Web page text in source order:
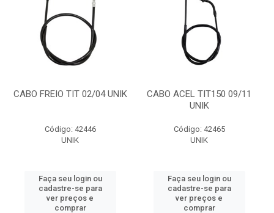
CABO FREIO TIT 02/04 UNIK
Código: 42446
UNIK
Faça seu login ou
cadastre-se para
ver preços e
comprar
CABO ACEL TIT150 09/11
UNIK
Código: 42465
UNIK
Faça seu login ou
cadastre-se para
ver preços e
comprar